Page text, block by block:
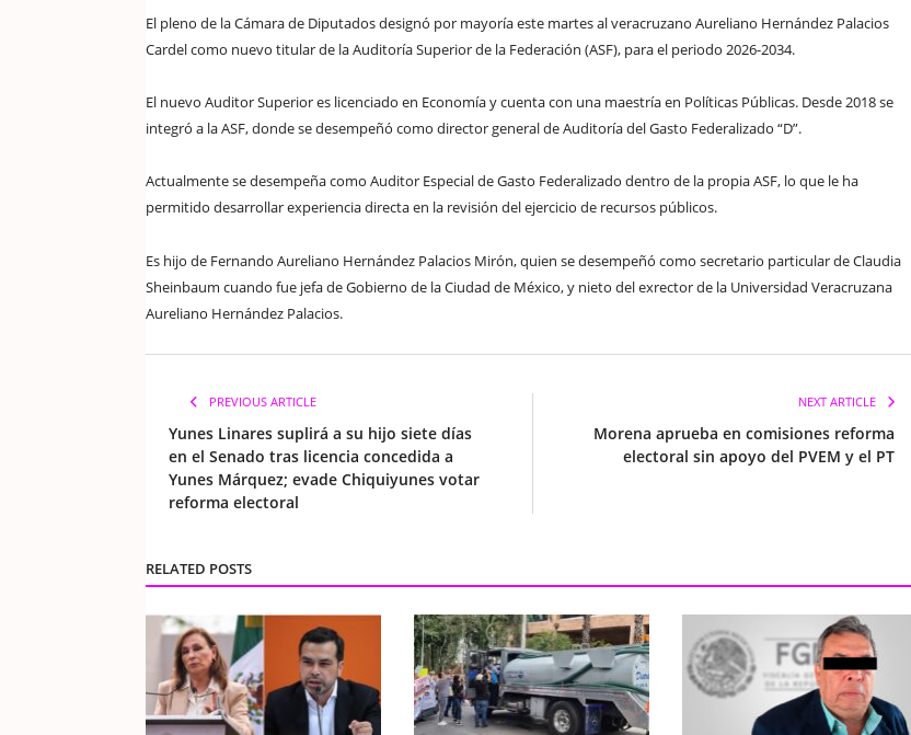
El pleno de la Cámara de Diputados designó por mayoría este martes al veracruzano Aureliano Hernández Palacios
Cardel como nuevo titular de la Auditoría Superior de la Federación (ASF), para el periodo 2026-2034.
El nuevo Auditor Superior es licenciado en Economía y cuenta con una maestría en Políticas Públicas. Desde 2018 se
integró a la ASF, donde se desempeñó como director general de Auditoría del Gasto Federalizado “D”.
Actualmente se desempeña como Auditor Especial de Gasto Federalizado dentro de la propia ASF, lo que le ha
permitido desarrollar experiencia directa en la revisión del ejercicio de recursos públicos.
Es hijo de Fernando Aureliano Hernández Palacios Mirón, quien se desempeñó como secretario particular de Claudia
Sheinbaum cuando fue jefa de Gobierno de la Ciudad de México, y nieto del exrector de la Universidad Veracruzana
Aureliano Hernández Palacios.
PREVIOUS ARTICLE
Yunes Linares suplirá a su hijo siete días
en el Senado tras licencia concedida a
Yunes Márquez; evade Chiquiyunes votar
reforma electoral
NEXT ARTICLE
Morena aprueba en comisiones reforma
electoral sin apoyo del PVEM y el PT
RELATED POSTS